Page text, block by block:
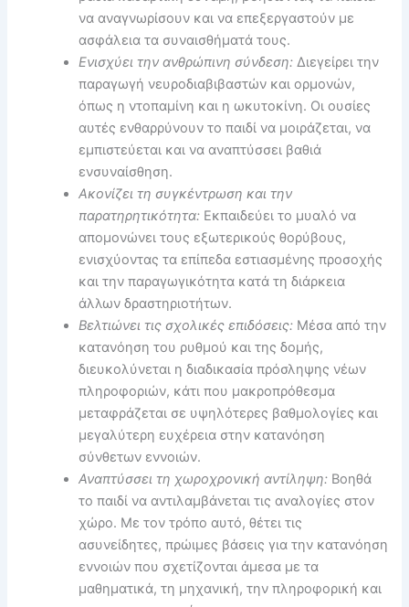
να αναγνωρίσουν και να επεξεργαστούν με
ασφάλεια τα συναισθήματά τους.
Ενισχύει την ανθρώπινη σύνδεση: Διεγείρει την
παραγωγή νευροδιαβιβαστών και ορμονών,
όπως η ντοπαμίνη και η ωκυτοκίνη. Οι ουσίες
αυτές ενθαρρύνουν το παιδί να μοιράζεται, να
εμπιστεύεται και να αναπτύσσει βαθιά
ενσυναίσθηση.
Ακονίζει τη συγκέντρωση και την
παρατηρητικότητα: Εκπαιδεύει το μυαλό να
απομονώνει τους εξωτερικούς θορύβους,
ενισχύοντας τα επίπεδα εστιασμένης προσοχής
και την παραγωγικότητα κατά τη διάρκεια
άλλων δραστηριοτήτων.
Βελτιώνει τις σχολικές επιδόσεις: Μέσα από την
κατανόηση του ρυθμού και της δομής,
διευκολύνεται η διαδικασία πρόσληψης νέων
πληροφοριών, κάτι που μακροπρόθεσμα
μεταφράζεται σε υψηλότερες βαθμολογίες και
μεγαλύτερη ευχέρεια στην κατανόηση
σύνθετων εννοιών.
Αναπτύσσει τη χωροχρονική αντίληψη: Βοηθά
το παιδί να αντιλαμβάνεται τις αναλογίες στον
χώρο. Με τον τρόπο αυτό, θέτει τις
ασυνείδητες, πρώιμες βάσεις για την κατανόηση
εννοιών που σχετίζονται άμεσα με τα
μαθηματικά, τη μηχανική, την πληροφορική και